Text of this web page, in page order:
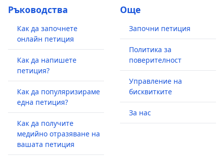
Ръководства
Как да започнете
онлайн петиция
Как да напишете
петиция?
Как да популяризираме
една петиция?
Как да получите
медийно отразяване на
вашата петиция
Още
Започни петиция
Политика за
поверителност
Управление на
бисквитките
За нас